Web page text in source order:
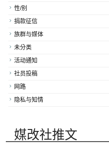
性/别
捐款征信
族群与媒体
未分类
活动通知
社员投稿
网路
隐私与知情
媒改社推文